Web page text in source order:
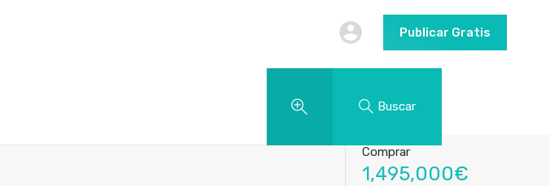
Publicar Gratis
Buscar
Comprar
1,495,000€